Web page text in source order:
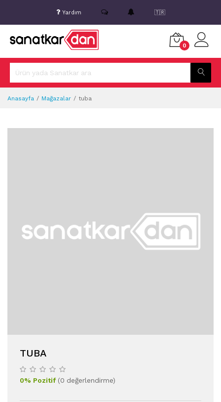
Yardım 🇹🇷
0
Anasayfa Mağazalar tuba
TUBA
0% Pozitif(0 değerlendirme)